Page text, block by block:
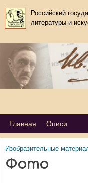
Российский
литературы и
Primary_tsvetaeva
Главная Описи
Вы здесь
Изобразительные
Фото